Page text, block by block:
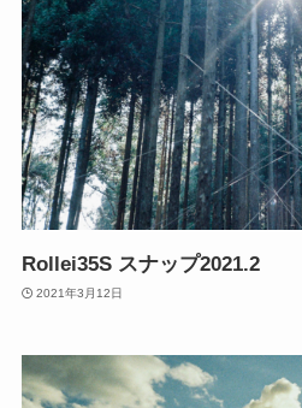
Rollei35S スナップ2021.2
2021年3月12日